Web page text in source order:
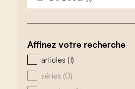
Affinez votre recherche
zoeken - type
articles (1)
séries (0)